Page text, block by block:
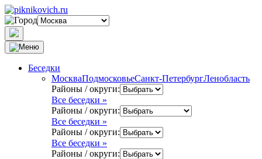
Беседки
МоскваПодмосковьеСанкт-ПетербургЛенобласть
Районы / округи:
Все беседки »
Районы / округи:
Все беседки »
Районы / округи:
Все беседки »
Районы / округи: